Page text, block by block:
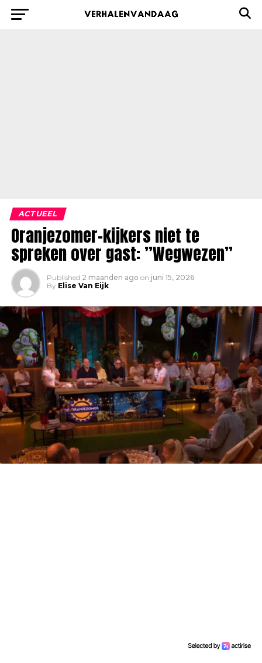
ACTUEEL
Oranjezomer-kijkers niet te
spreken over gast: ”Wegwezen”
Published 2 maanden ago on juni 15, 2026
By Elise Van Eijk